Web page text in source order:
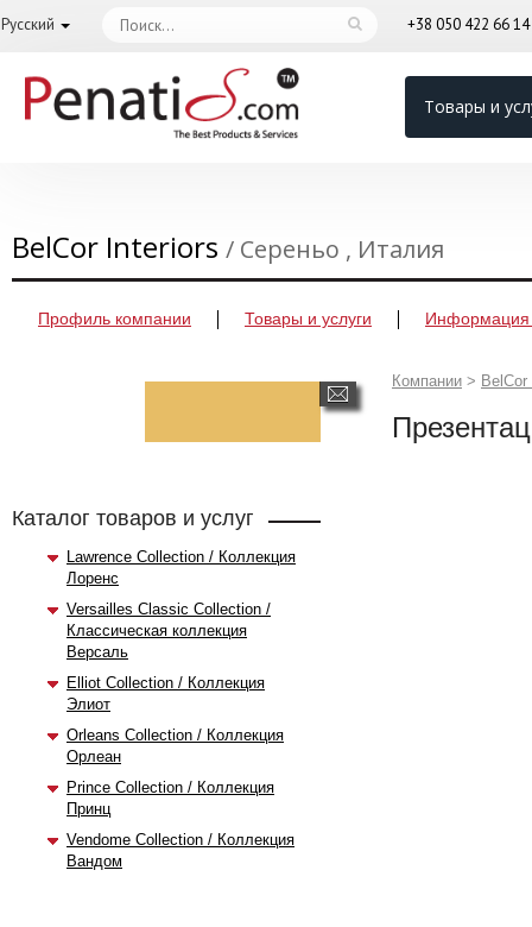
Русский +38 050 422 66 14
Товары и
BelCor Interiors / Сереньо , Италия
Профиль компании Товары и услуги Информация
Каталог товаров и услуг
Lawrence Collection / Коллекция
Лоренс
Versailles Classic Collection /
Классическая коллекция
Версаль
Elliot Collection / Коллекция
Элиот
Orleans Collection / Коллекция
Орлеан
Prince Collection / Коллекция
Принц
Vendome Collection / Коллекция
Вандом
Компании >